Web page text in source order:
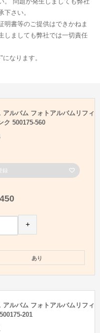
さい。
明書等のご提供はできかねま
しましても弊社では一切責任
なります。
アルバム フォトアルバムリフィ
ク 500175-560
録
+
あり
アルバム フォトアルバムリフィ
201